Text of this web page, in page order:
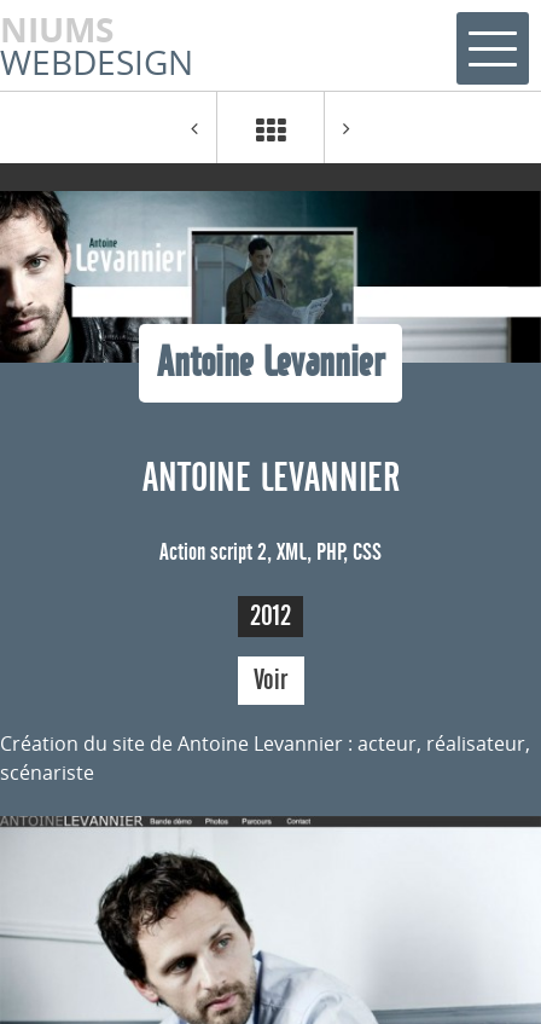
NIUMS
WEBDESIGN
Antoine Levannier
ANTOINE LEVANNIER
Action script 2, XML, PHP, CSS
2012
Voir
Création du site de Antoine Levannier : acteur, réalisateur,
scénariste